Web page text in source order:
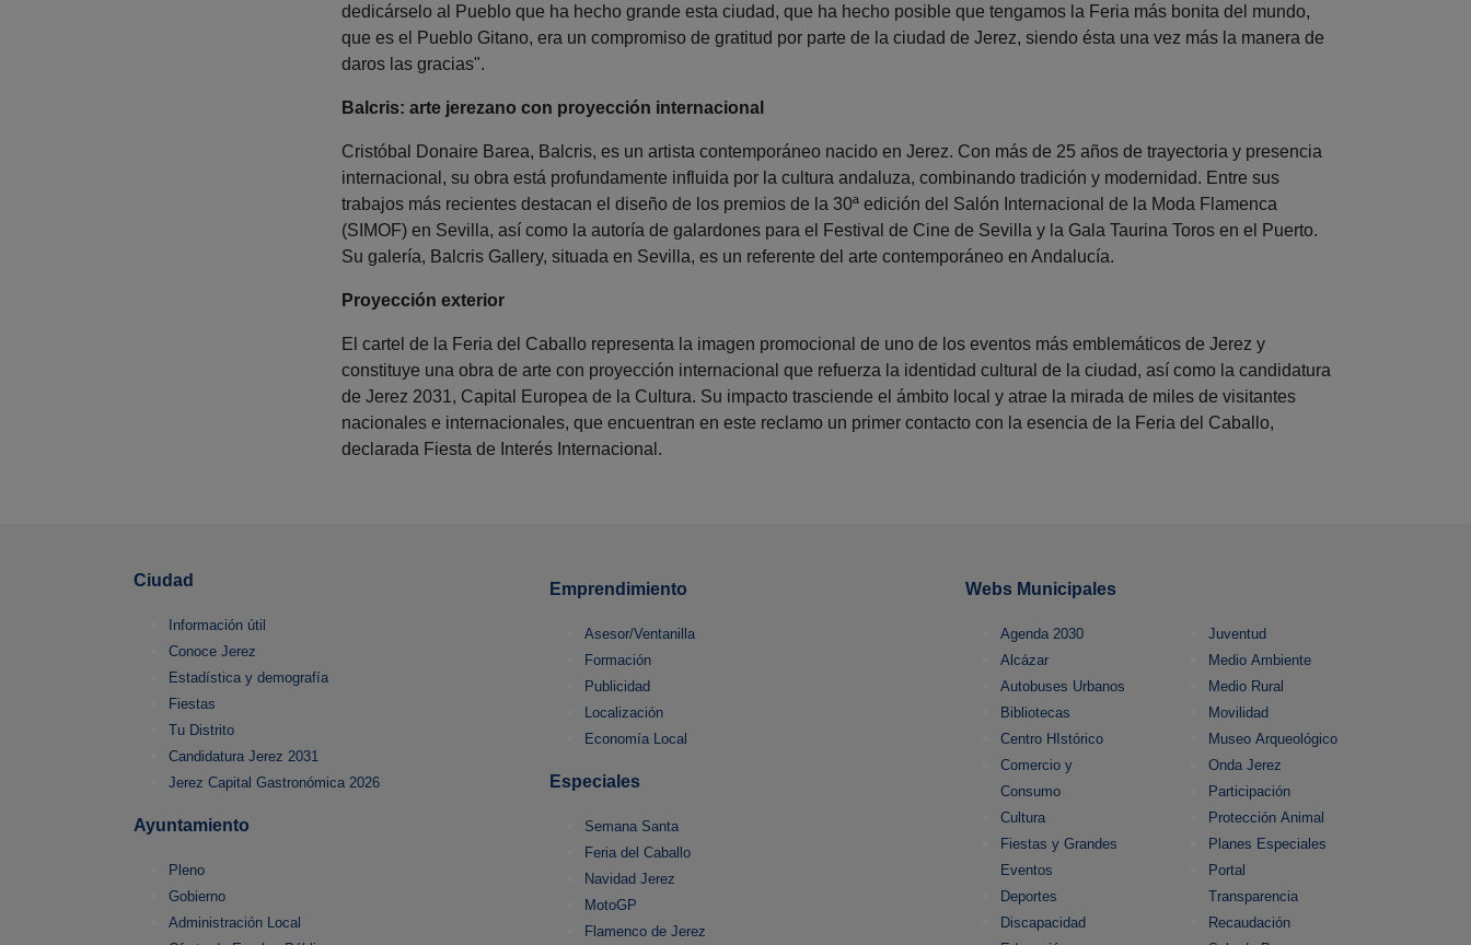
dedicárselo al Pueblo que ha hecho grande esta ciudad, que ha hecho posible que tengamos la Feria más bonita del mundo,
que es el Pueblo Gitano, era un compromiso de gratitud por parte de la ciudad de Jerez, siendo ésta una vez más la manera de
daros las gracias".
Balcris: arte jerezano con proyección internacional
Cristóbal Donaire Barea, Balcris, es un artista contemporáneo nacido en Jerez. Con más de 25 años de trayectoria y presencia
internacional, su obra está profundamente influida por la cultura andaluza, combinando tradición y modernidad. Entre sus
trabajos más recientes destacan el diseño de los premios de la 30ª edición del Salón Internacional de la Moda Flamenca
(SIMOF) en Sevilla, así como la autoría de galardones para el Festival de Cine de Sevilla y la Gala Taurina Toros en el Puerto.
Su galería, Balcris Gallery, situada en Sevilla, es un referente del arte contemporáneo en Andalucía.
Proyección exterior
El cartel de la Feria del Caballo representa la imagen promocional de uno de los eventos más emblemáticos de Jerez y
constituye una obra de arte con proyección internacional que refuerza la identidad cultural de la ciudad, así como la candidatura
de Jerez 2031, Capital Europea de la Cultura. Su impacto trasciende el ámbito local y atrae la mirada de miles de visitantes
nacionales e internacionales, que encuentran en este reclamo un primer contacto con la esencia de la Feria del Caballo,
declarada Fiesta de Interés Internacional.
Ciudad
Información útil
Conoce Jerez
Estadística y demografía
Fiestas
Tu Distrito
Candidatura Jerez 2031
Jerez Capital Gastronómica 2026
Ayuntamiento
Pleno
Gobierno
Administración Local
Emprendimiento
Asesor/Ventanilla
Formación
Publicidad
Localización
Economía Local
Especiales
Semana Santa
Feria del Caballo
Navidad Jerez
MotoGP
Flamenco de Jerez
Webs Municipales
Agenda 2030
Alcázar
Autobuses Urbanos
Bibliotecas
Centro HIstórico
Comercio y
Consumo
Cultura
Fiestas y Grandes
Eventos
Deportes
Discapacidad
Juventud
Medio Ambiente
Medio Rural
Movilidad
Museo Arqueológico
Onda Jerez
Participación
Protección Animal
Planes Especiales
Portal
Transparencia
Recaudación